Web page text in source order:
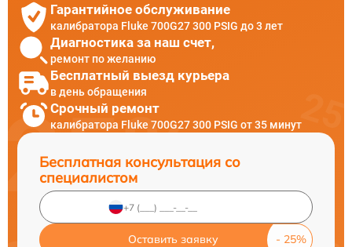
Гарантийное обслуживание
калибратора Fluke 700G27 300 PSIG до 3 лет
Диагностика за наш счет,
ремонт по желанию
Бесплатный выезд курьера
в день обращения
Срочный ремонт
калибратора Fluke 700G27 300 PSIG от 35 минут
Бесплатная консультация со
специалистом
Оставить заявку